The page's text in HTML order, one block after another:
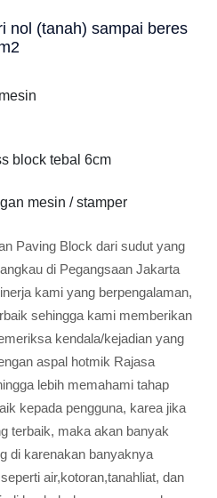
nol (tanah) sampai beres
block tebal 6cm
mesin / stamper
Paving Block dari sudut yang
di Pegangsaan Jakarta
kami yang berpengalaman,
sehingga kami memberikan
kendala/kejadian yang
aspal hotmik Rajasa
lebih memahami tahap
kepada pengguna, karea jika
terbaik, maka akan banyak
di karenakan banyaknya
air,kotoran,tanahliat, dan